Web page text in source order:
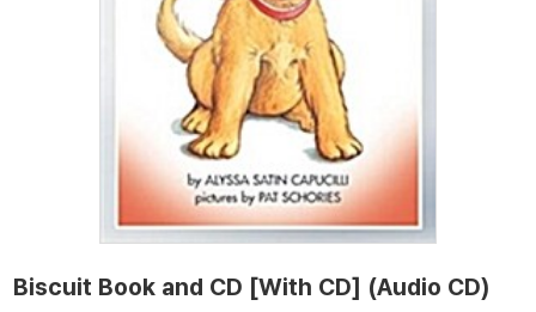
Biscuit Book and CD [With CD] (Audio CD)